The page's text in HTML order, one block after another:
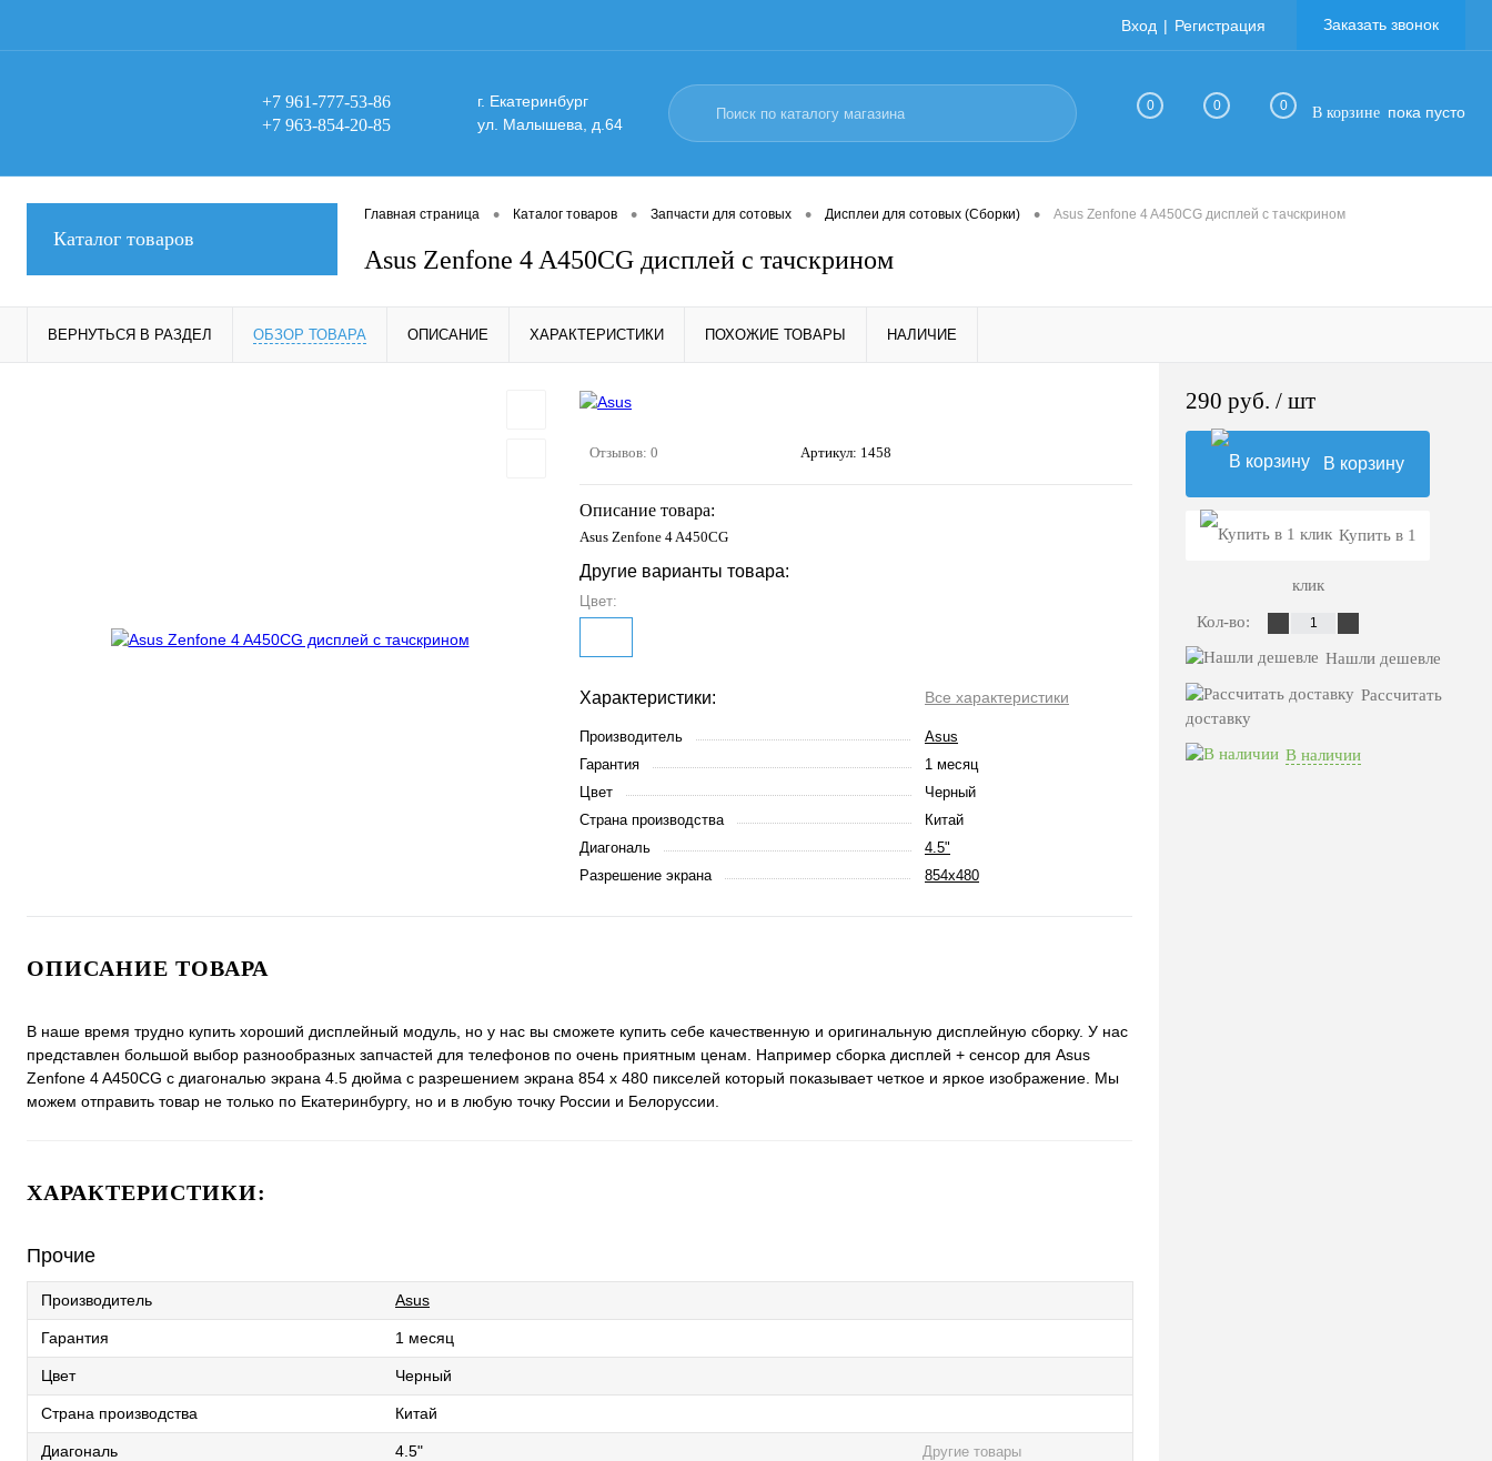
Вход Регистрация Заказать звонок
+7 961-777-53-86
+7 963-854-20-85
г. Екатеринбург
ул. Малышева, д.64
0 0 0 В корзине пока пусто
Каталог товаров
Главная страница • Каталог товаров • Запчасти для сотовых • Дисплеи для сотовых (Сборки) • Asus Zenfone 4 A450CG дисплей с тачскрином
Asus Zenfone 4 A450CG дисплей с тачскрином
ВЕРНУТЬСЯ В РАЗДЕЛ ОБЗОР ТОВАРА ОПИСАНИЕ ХАРАКТЕРИСТИКИ ПОХОЖИЕ ТОВАРЫ НАЛИЧИЕ
Отзывов: 0 Артикул: 1458
Описание товара:
Asus Zenfone 4 A450CG
Другие варианты товара:
Цвет:
Характеристики: Все характеристики
Производитель
Asus
Гарантия
1 месяц
Цвет
Черный
Страна производства
Китай
Диагональ
4.5"
Разрешение экрана
854x480
ОПИСАНИЕ ТОВАРА
В наше время трудно купить хороший дисплейный модуль, но у нас вы сможете купить себе качественную и оригинальную дисплейную сборку. У нас
представлен большой выбор разнообразных запчастей для телефонов по очень приятным ценам. Например сборка дисплей + сенсор для Asus
Zenfone 4 A450CG с диагональю экрана 4.5 дюйма с разрешением экрана 854 x 480 пикселей который показывает четкое и яркое изображение. Мы
можем отправить товар не только по Екатеринбургу, но и в любую точку России и Белоруссии.
ХАРАКТЕРИСТИКИ:
Прочие
Производитель Asus
Гарантия 1 месяц
Цвет Черный
Страна производства Китай
Диагональ 4.5" Другие товары
290 руб. / шт
В корзину
Купить в 1
клик
Кол-во:
Нашли дешевле
Рассчитать
доставку
В наличии